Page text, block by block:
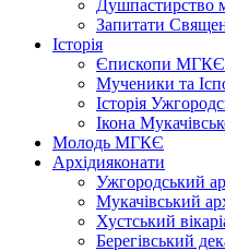
Душпастирство
Запитати
Історія
Єпископи МГКЄ
Мученики та
Історія
Ікона
Молодь МГКЄ
Архідияконати
Ужгородський
Мукачівський
Хустський
Берегівський